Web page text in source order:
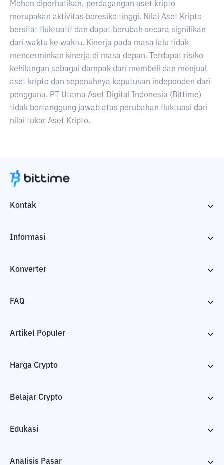
Mohon diperhatikan, perdagangan aset kripto
merupakan aktivitas beresiko tinggi. Nilai Aset Kripto
bersifat fluktuatif dan dapat berubah secara signifikan
dari waktu ke waktu. Kinerja pada masa lalu tidak
mencerminkan kinerja di masa depan. Terdapat risiko
kehilangan sebagai dampak dari membeli dan menjual
aset kripto dan sepenuhnya keputusan independen dari
pengguna. PT Utama Aset Digital Indonesia (Bittime)
tidak bertanggung jawab atas perubahan fluktuasi dari
nilai tukar Aset Kripto.
Kontak
Informasi
Konverter
FAQ
Artikel Populer
Harga Crypto
Belajar Crypto
Edukasi
Analisis Pasar